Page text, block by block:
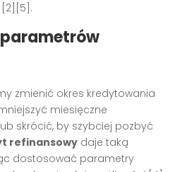
zmienić okres kredytowania
miesięczne
skrócić, by szybciej pozbyć
refinansowy daje taką
dostosować parametry